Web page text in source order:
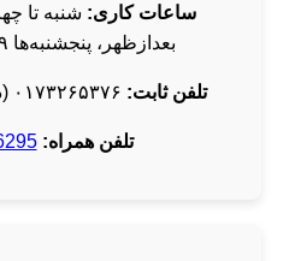
ساعات کاری:
بعدازظهر، پنجشنبه‌ها ۹ صبح تا ۱۲ ظهر
تلفن ثابت:
تلفن همراه: